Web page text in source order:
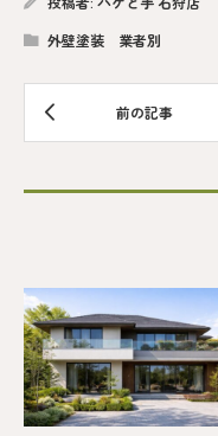
外壁塗装 業者別